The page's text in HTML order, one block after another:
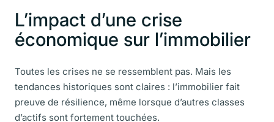
L’impact d’une crise
économique sur l’immobilier
Toutes les crises ne se ressemblent pas. Mais les
tendances historiques sont claires : l’immobilier fait
preuve de résilience, même lorsque d’autres classes
d’actifs sont fortement touchées.